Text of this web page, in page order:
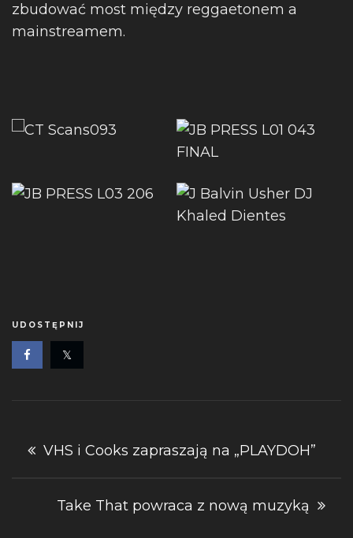
zbudować most między reggaetonem a
mainstreamem.
UDOSTĘPNIJ
Nawigacja
VHS i Cooks zapraszają na „PLAYDOH”
Take That powraca z nową muzyką